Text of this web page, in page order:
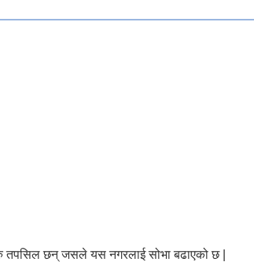
तपसिल छन् जसले यस नगरलाई सोभा बढाएको छ |